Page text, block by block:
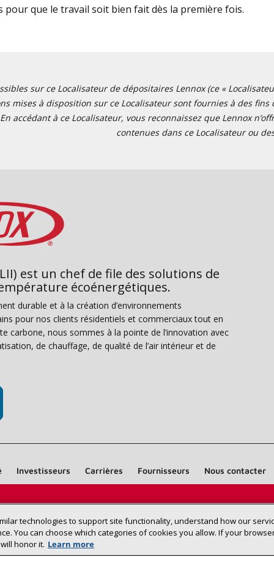
pour que le travail soit bien fait dès la première fois.
sur ce Localisateur de dépositaires Lennox (ce «
mises à disposition sur ce Localisateur sont fournies à des
accédant à ce Localisateur, vous reconnaissez que Lennox
contenues dans ce Localisateur ou
Trouvez un dépositaire
de chez vous
LII) est un chef de file des solutions de
écoénergétiques.
durable et à la création d’environnements
pour nos clients résidentiels et commerciaux tout en
carbone, nous sommes à la pointe de l’innovation avec
de chauffage, de qualité de l’air intérieur et de
Investisseurs Carrières Fournisseurs Nous contacter
technologies to support site functionality, understand how our
You can choose which categories of cookies you allow. If your
honor it. Learn more